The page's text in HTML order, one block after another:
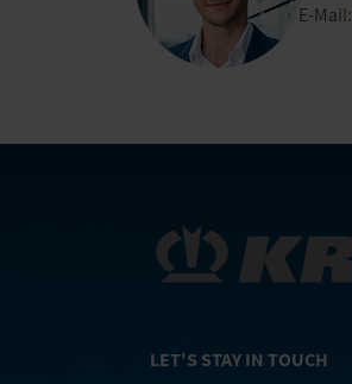
E-Mail:
LET'S STAY IN TOUCH